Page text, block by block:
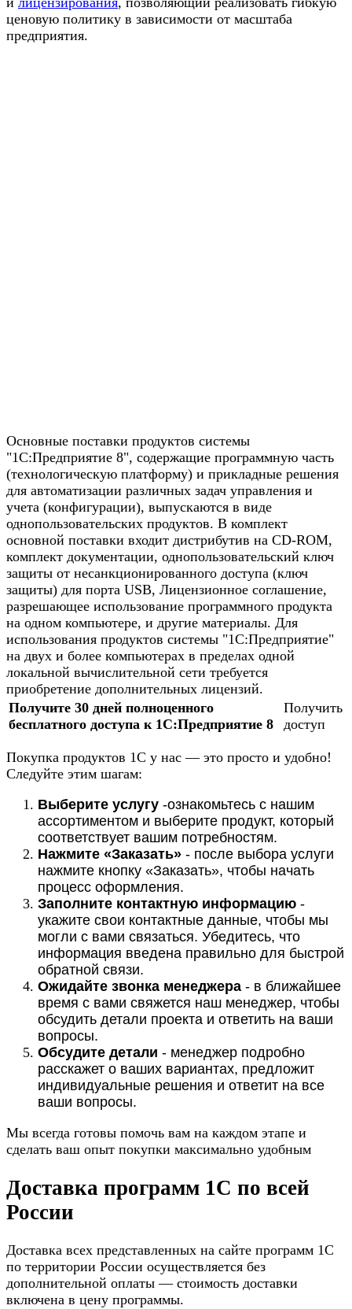
ценовую политику в зависимости от масштаба
предприятия.
Основные поставки продуктов системы
"1С:Предприятие 8", содержащие программную часть
(технологическую платформу) и прикладные решения
для автоматизации различных задач управления и
учета (конфигурации), выпускаются в виде
однопользовательских продуктов. В комплект
основной поставки входит дистрибутив на CD-ROM,
комплект документации, однопользовательский ключ
защиты от несанкционированного доступа (ключ
защиты) для порта USB, Лицензионное соглашение,
разрешающее использование программного продукта
на одном компьютере, и другие материалы. Для
использования продуктов системы "1С:Предприятие"
на двух и более компьютерах в пределах одной
локальной вычислительной сети требуется
приобретение дополнительных лицензий.
Получите 30 дней полноценного
бесплатного доступа к 1С:Предприятие 8
Получить
доступ
Покупка продуктов 1С у нас — это просто и удобно!
Следуйте этим шагам:
Выберите услугу -ознакомьтесь с нашим
ассортиментом и выберите продукт, который
соответствует вашим потребностям.
Нажмите «Заказать» - после выбора услуги
нажмите кнопку «Заказать», чтобы начать
процесс оформления.
Заполните контактную информацию -
укажите свои контактные данные, чтобы мы
могли с вами связаться. Убедитесь, что
информация введена правильно для быстрой
обратной связи.
Ожидайте звонка менеджера - в ближайшее
время с вами свяжется наш менеджер, чтобы
обсудить детали проекта и ответить на ваши
вопросы.
Обсудите детали - менеджер подробно
расскажет о ваших вариантах, предложит
индивидуальные решения и ответит на все
ваши вопросы.
Мы всегда готовы помочь вам на каждом этапе и
сделать ваш опыт покупки максимально удобным
Доставка программ 1С по всей
России
Доставка всех представленных на сайте программ 1С
по территории России осуществляется без
дополнительной оплаты — стоимость доставки
включена в цену программы.